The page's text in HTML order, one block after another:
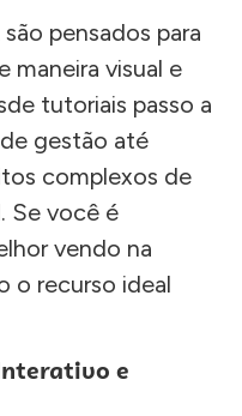
pensados para
maneira visual e
tutoriais passo a
gestão até
complexos de
Se você é
vendo na
o recurso ideal
e